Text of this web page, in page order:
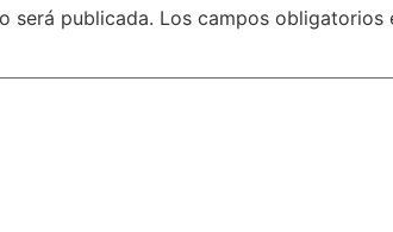
será publicada. Los campos obligatorios